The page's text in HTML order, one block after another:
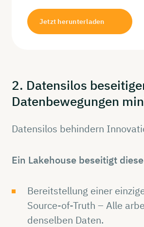
Jetzt herunterladen
2. Datensilos
Datenbewegungen
Datensilos behindern
Ein Lakehouse beseitigt
Bereitstellung einer
Source-of-Truth – Alle
denselben Daten.